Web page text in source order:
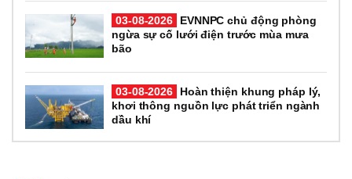
03-08-2026
EVNNPC chủ động phòng
ngừa sự cố lưới điện trước mùa mưa
bão
03-08-2026
Hoàn thiện khung pháp lý,
khơi thông nguồn lực phát triển ngành
dầu khí